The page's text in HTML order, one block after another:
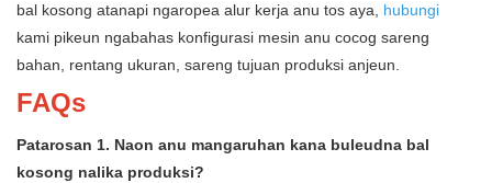
bal kosong atanapi ngaropea alur kerja anu tos aya, hubungi
kami pikeun ngabahas konfigurasi mesin anu cocog sareng
bahan, rentang ukuran, sareng tujuan produksi anjeun.
FAQs
Patarosan 1. Naon anu mangaruhan kana buleudna bal
kosong nalika produksi?